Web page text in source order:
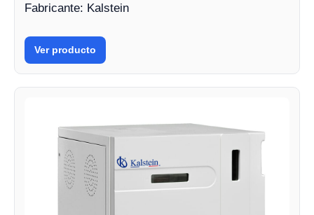
Fabricante: Kalstein
Ver producto